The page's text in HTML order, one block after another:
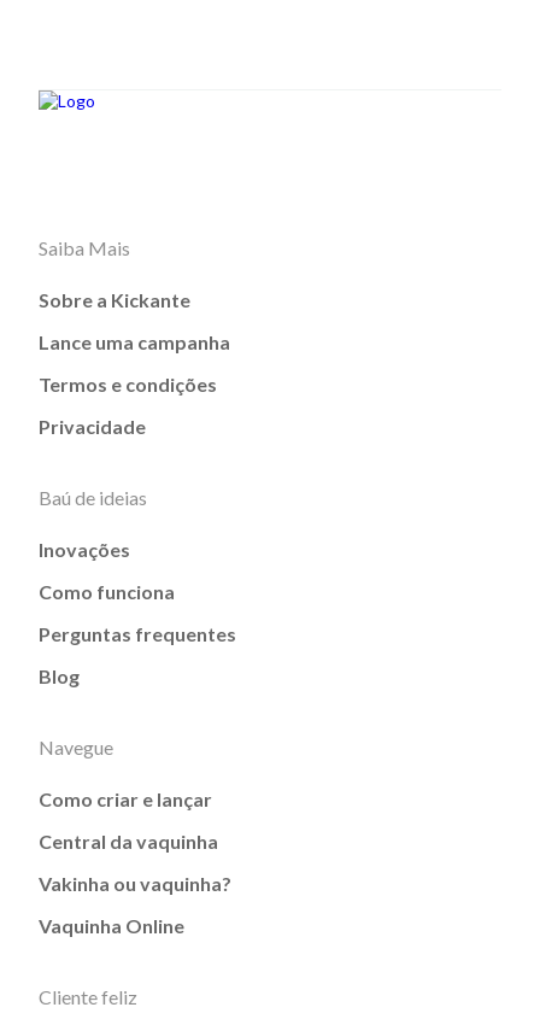
Saiba Mais
Sobre a Kickante
Lance uma campanha
Termos e condições
Privacidade
Baú de ideias
Inovações
Como funciona
Perguntas frequentes
Blog
Navegue
Como criar e lançar
Central da vaquinha
Vakinha ou vaquinha?
Vaquinha Online
Cliente feliz